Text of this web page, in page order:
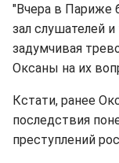
"Вчера в Париже
зал слушателей и
задумчивая
Оксаны на их
Кстати, ранее
последствия
преступлений